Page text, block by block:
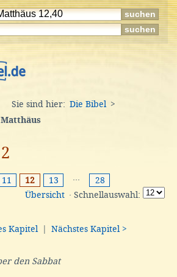
Sie sind hier: Die Bibel
>
Matthäus
11 12 13 ···
28
Übersicht · Schnellauswahl:
Kapitel Nächstes Kapitel >
den Sabbat